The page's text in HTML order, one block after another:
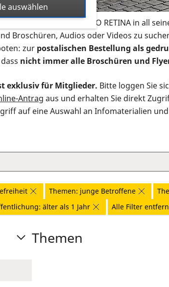
Infomaterial der PRO RETINA in all
Broschüren, Audios oder Videos zu
zur postalischen Bestellung als
nicht immer alle Broschüren und
exklusiv für Mitglieder. Bitte loggen Sie
Antrag aus und erhalten Sie direkt
auf eine Auswahl an Infomaterialien
Themen: junge Betroffene
älter als 1 Jahr Alle Filter
Themen
auswählen